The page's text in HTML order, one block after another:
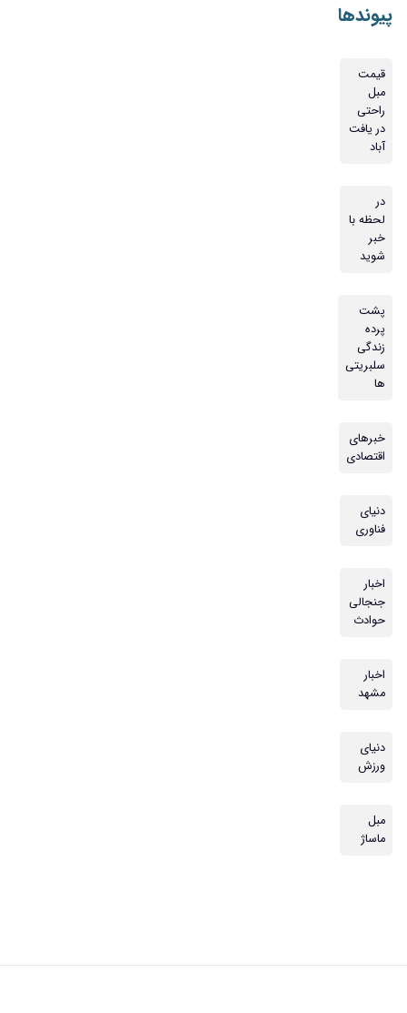
پیوندها
قیمت
مبل
راحتی
در یافت
آباد
در
لحظه با
خبر
شوید
پشت
پرده
زندگی
سلبریتی
ها
خبرهای
اقتصادی
دنیای
فناوری
اخبار
جنجالی
حوادث
اخبار
مشهد
دنیای
ورزش
مبل
ماساژ